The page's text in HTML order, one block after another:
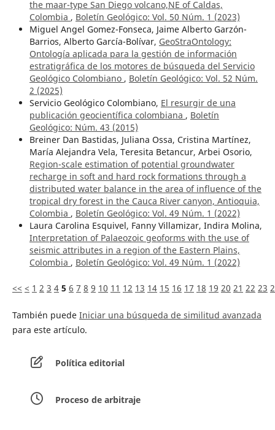
the maar-type San Diego volcano,NE of Caldas,
Colombia , Boletín Geológico: Vol. 50 Núm. 1 (2023)
Miguel Angel Gomez-Fonseca, Jaime Alberto Garzón-
Barrios, Alberto García-Bolívar, GeoStraOntology:
Ontología aplicada para la gestión de información
estratigráfica de los motores de búsqueda del Servicio
Geológico Colombiano , Boletín Geológico: Vol. 52 Núm.
2 (2025)
Servicio Geológico Colombiano, El resurgir de una
publicación geocientífica colombiana , Boletín
Geológico: Núm. 43 (2015)
Breiner Dan Bastidas, Juliana Ossa, Cristina Martínez,
María Alejandra Vela, Teresita Betancur, Arbei Osorio,
Region-scale estimation of potential groundwater
recharge in soft and hard rock formations through a
distributed water balance in the area of influence of the
tropical dry forest in the Cauca River canyon, Antioquia,
Colombia , Boletín Geológico: Vol. 49 Núm. 1 (2022)
Laura Carolina Esquivel, Fanny Villamizar, Indira Molina,
Interpretation of Palaeozoic geoforms with the use of
seismic attributes in a region of the Eastern Plains,
Colombia , Boletín Geológico: Vol. 49 Núm. 1 (2022)
<< < 1 2 3 4 5 6 7 8 9 10 11 12 13 14 15 16 17 18 19 20 21 22 23
También puede Iniciar una búsqueda de similitud avanzada
para este artículo.
Política editorial
Proceso de arbitraje